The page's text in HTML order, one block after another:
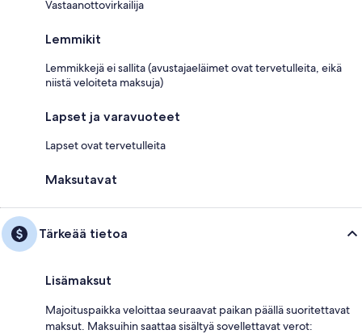
Vastaanottovirkailija
Lemmikit
Lemmikkejä ei sallita (avustajaeläimet ovat tervetulleita, eikä
niistä veloiteta maksuja)
Lapset ja varavuoteet
Lapset ovat tervetulleita
Maksutavat
Tärkeää tietoa
Lisämaksut
Majoituspaikka veloittaa seuraavat paikan päällä suoritettavat
maksut. Maksuihin saattaa sisältyä sovellettavat verot: